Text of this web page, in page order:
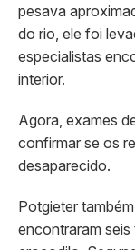
pesava
do rio, ele foi
especialistas
interior.
Agora, exames
confirmar se os
desaparecido.
Potgieter
encontraram